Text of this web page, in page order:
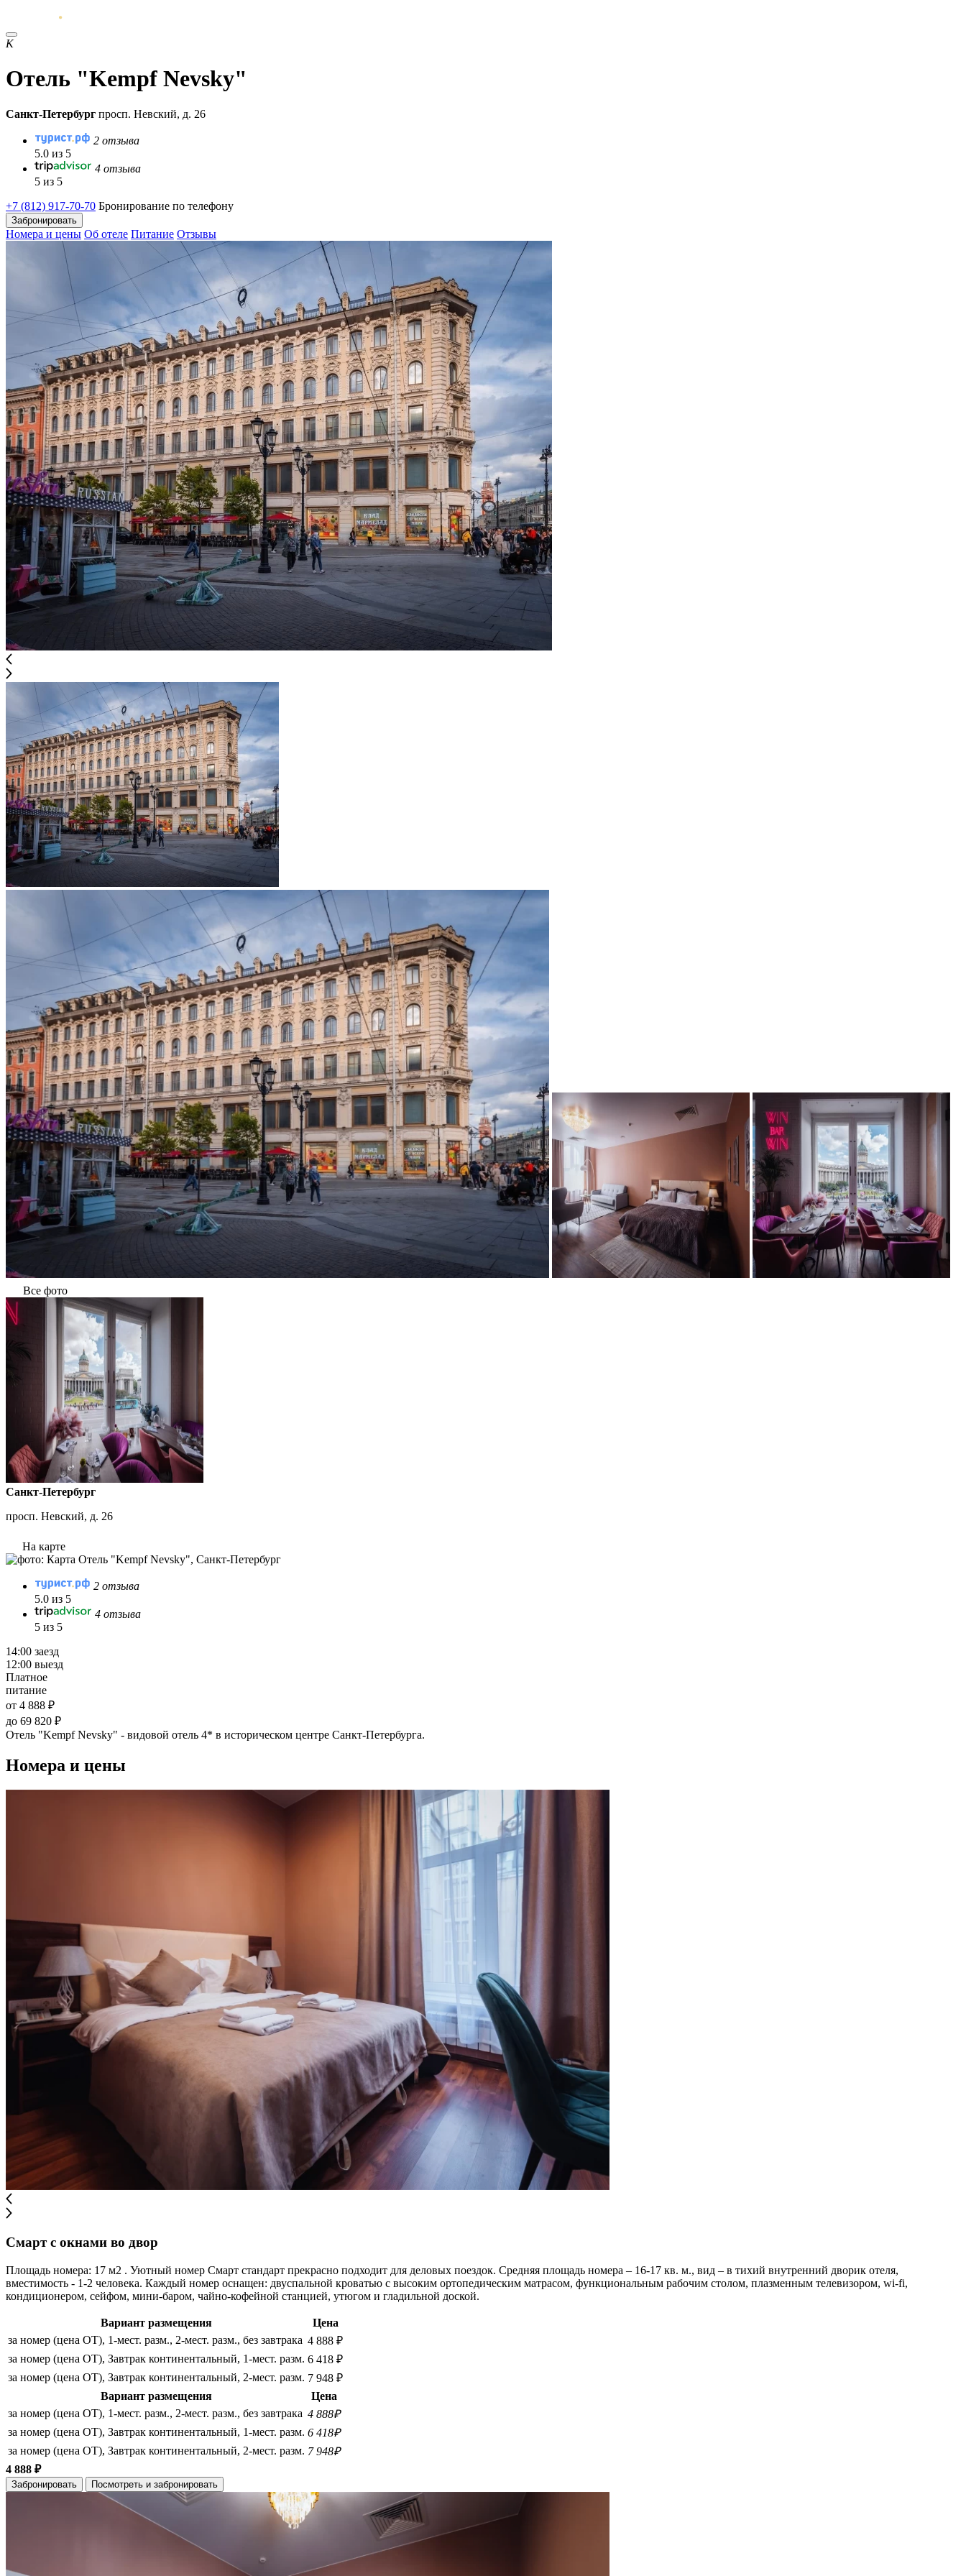
K
Отель "Kempf Nevsky"
Санкт-Петербург просп. Невский, д. 26
2 отзыва
5.0 из 5
4 отзыва
5 из 5
+7 (812) 917-70-70 Бронирование по телефону
Забронировать
Номера и цены Об отеле Питание Отзывы
Все фото
Санкт-Петербург
просп. Невский, д. 26
На карте
2 отзыва
5.0 из 5
4 отзыва
5 из 5
14:00 заезд
12:00 выезд
Платное
питание
от 4 888 ₽
до 69 820 ₽
Отель "Kempf Nevsky" - видовой отель 4* в историческом центре Санкт-Петербурга.
Номера и цены
Смарт с окнами во двор
Площадь номера: 17 м2 . Уютный номер Смарт стандарт прекрасно подходит для деловых поездок. Средняя площадь номера – 16-17 кв. м., вид – в тихий внутренний дворик отеля,
вместимость - 1-2 человека. Каждый номер оснащен: двуспальной кроватью с высоким ортопедическим матрасом, функциональным рабочим столом, плазменным телевизором, wi-fi,
кондиционером, сейфом, мини-баром, чайно-кофейной станцией, утюгом и гладильной доской.
Вариант размещения
Цена
за номер (цена ОТ), 1-мест. разм., 2-мест. разм., без завтрака 4 888 ₽
за номер (цена ОТ), Завтрак континентальный, 1-мест. разм. 6 418 ₽
за номер (цена ОТ), Завтрак континентальный, 2-мест. разм. 7 948 ₽
Вариант размещения
Цена
за номер (цена ОТ), 1-мест. разм., 2-мест. разм., без завтрака 4 888₽
за номер (цена ОТ), Завтрак континентальный, 1-мест. разм. 6 418₽
за номер (цена ОТ), Завтрак континентальный, 2-мест. разм. 7 948₽
4 888 ₽
Забронировать Посмотреть и забронировать